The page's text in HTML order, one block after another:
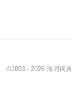
©2003 - 2026 海词词典